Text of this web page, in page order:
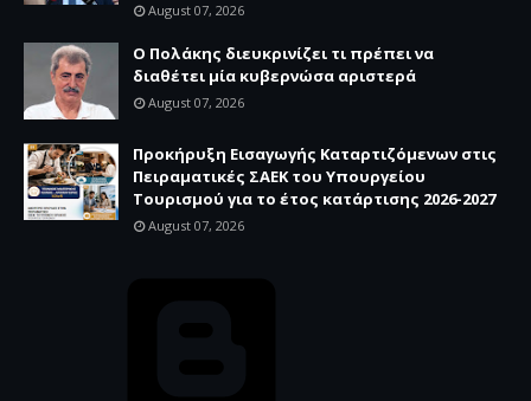
August 07, 2026
Ο Πολάκης διευκρινίζει τι πρέπει να
διαθέτει μία κυβερνώσα αριστερά
August 07, 2026
Προκήρυξη Εισαγωγής Καταρτιζόμενων στις
Πειραματικές ΣΑΕΚ του Υπουργείου
Τουρισμού για το έτος κατάρτισης 2026-2027
August 07, 2026